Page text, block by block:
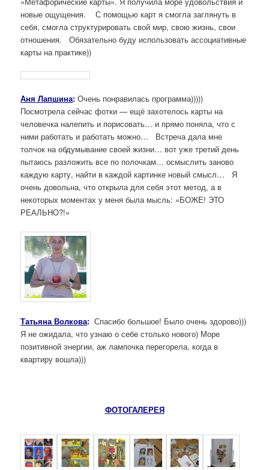
новые ощущения. С помощью карт я смогла заглянуть в
себя, смогла структурировать свой мир, свою жизнь, свои
отношения. Обязательно буду использовать ассоциативные
карты на практике))
Аня Лапшина: Очень понравилась программа)))))
Посмотрела сейчас фотки — ещё захотелось карты на
человечка налепить и порисовать… и прямо поняла, что с
ними работать и работать можно… Встреча дала мне
толчок на обдумывание своей жизни… вот уже третий день
пытаюсь разложить все по полочкам… осмыслить заново
каждую карту, найти в каждой картинке новый смысл… Я
очень довольна, что открыла для себя этот метод, а в
некоторых моментах у меня была мысль: «БОЖЕ! ЭТО
РЕАЛЬНО?!»
Татьяна Волкова: Спасибо большое! Было очень здорово)))
Я не ожидала, что узнаю о себе столько нового) Море
позитивной энергии, аж лампочка перегорела, когда в
квартиру вошла)))
ФОТОГАЛЕРЕЯ